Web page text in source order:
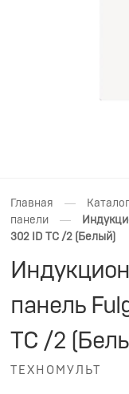
Главная — Каталог
панели
—
302 ID TC /2 (Белый)
панель
TC /2
ТЕХНОМУЛЬТ